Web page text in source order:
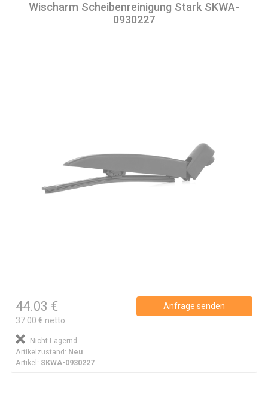
Wischarm Scheibenreinigung Stark SKWA-
0930227
44.03 €
37.00 € netto
Anfrage senden
Nicht Lagernd
Artikelzustand: Neu
Artikel: SKWA-0930227